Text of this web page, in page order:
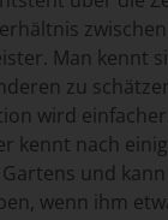
Man kennt
zu
wird
kennt nach
und
wenn ihm